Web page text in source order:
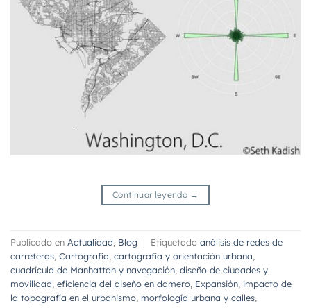
Continuar leyendo →
Publicado en Actualidad, Blog | Etiquetado análisis de redes de
carreteras, Cartografía, cartografía y orientación urbana,
cuadrícula de Manhattan y navegación, diseño de ciudades y
movilidad, eficiencia del diseño en damero, Expansión, impacto de
la topografía en el urbanismo, morfología urbana y calles,